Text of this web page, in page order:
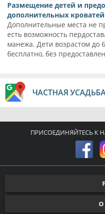
Размещение детей и
дополнительных кроватей
Дополнительные места не
есть возможность
манежа. Дети возрастом до
бесплатно, без
ЧАСТНАЯ
ПРИСОЕДИНЯЙТЕСЬ К
О